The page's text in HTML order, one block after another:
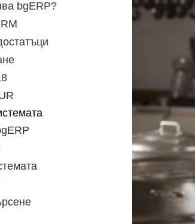
bgERP?